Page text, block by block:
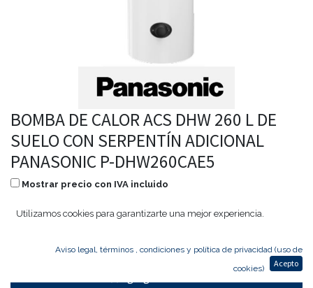
BOMBA DE CALOR ACS DHW 260 L DE
SUELO CON SERPENTÍN ADICIONAL
PANASONIC P-DHW260CAE5
Mostrar precio con IVA incluido
3.240,00€2.592,00€
Utilizamos cookies para garantizarte una mejor experiencia.
Aviso legal, términos , condiciones y política de privacidad (uso de
cookies)
Acepto